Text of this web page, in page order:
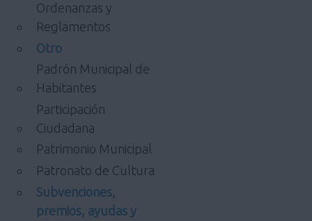
Ordenanzas y
Reglamentos
Otro
Padrón Municipal de
Habitantes
Participación
Ciudadana
Patrimonio Municipal
Patronato de Cultura
Subvenciones,
premios, ayudas y